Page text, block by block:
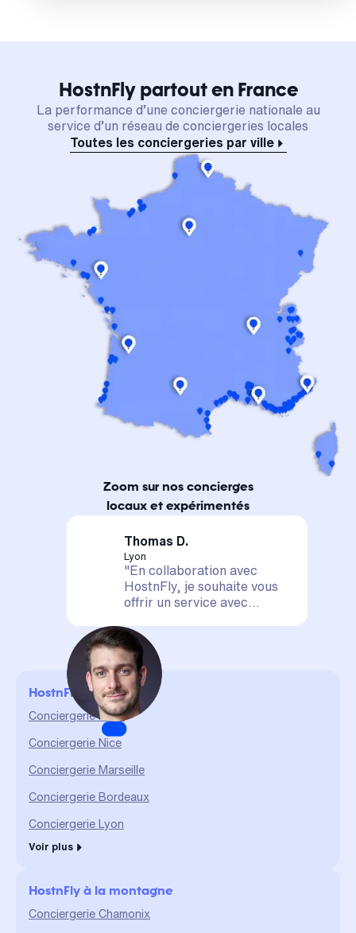
HostnFly partout en France
La performance d’une conciergerie nationale au
service d’un réseau de conciergeries locales
Toutes les conciergeries par ville
Zoom sur nos concierges
locaux et expérimentés
Thomas D.
Lyon
"En collaboration avec
HostnFly, je souhaite vous
offrir un service avec
logement est entre de
bonnes mains, il sera mis en
valeur et géré de A à Z. La
confiance et le partage sont
des valeurs qui me sont
chères et qui me permettent
d'assurer un service durable
HostnFly en ville
Conciergerie Paris
Conciergerie Nice
Conciergerie Marseille
Conciergerie Bordeaux
Conciergerie Lyon
Voir plus
HostnFly à la montagne
Conciergerie Chamonix